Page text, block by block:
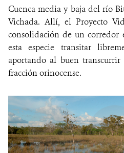
ALIADOS Y
COBERTURA EN
INFORME
MECANISMO DE ATENCIÓN
Cuenca media y baja del río
Vichada. Allí, el Proyecto
consolidación de un corredor
esta especie transitar
aportando al buen
fracción orinocense.